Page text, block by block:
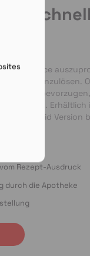
Service
bequem einzulösen.
per Foto
Händen.
als Android Version
Rezept-Ausdruck
durch die Apotheke